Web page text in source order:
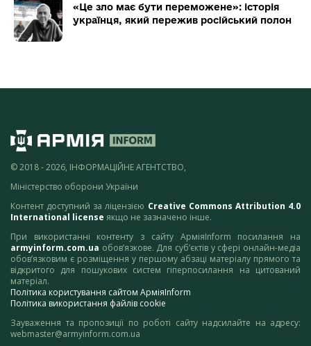
«Це зло має бути переможене»: історія
українця, який пережив російський полон
© 2018 - 2026, ІНФОРМАЦІЙНЕ АГЕНТСТВО,
Міністерство оборони України
Контент доступний за ліцензією Creative Commons Attribution 4.0
International license якщо не зазначено інше.
При використанні контенту з сайту АрміяInform посилання на
armyinform.com.ua обов’язкове. Для суб’єктів у сфері онлайн-медіа
обов’язковим є розміщення у першому абзаці матеріалу прямого та
відкритого для пошукових систем гіперпосилання на цитований
матеріал.
Політика користування сайтом АрміяInform
Політика використання файлів cookie
Зауваження та пропозиції по роботі сайту надсилайте на адресу:
webmaster@armyinform.com.ua